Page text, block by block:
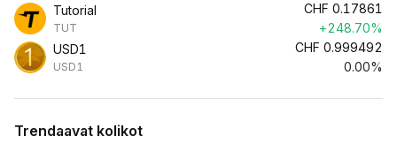
Tutorial
TUT
CHF 0.17861
+248.70%
USD1
USD1
CHF 0.999492
0.00%
Trendaavat kolikot